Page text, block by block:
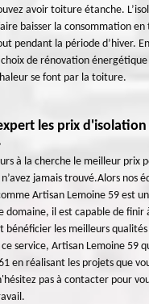
avoir toiture étanche.
baisser la consommation en
pendant la période d’hiver.
de rénovation
se font par la toiture.
les prix
à la cherche le meilleur prix
jamais trouvé.Alors nos
Artisan Lemoine 59 est
domaine, il est capable de finir
bénéficier les meilleurs
service, Artisan Lemoine 59
en réalisant les projets que
pas à contacter pour